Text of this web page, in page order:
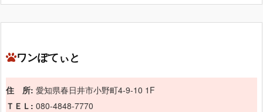
ワンぽてぃと
住 所: 愛知県春日井市小野町4-9-10 1F
ＴＥＬ: 080-4848-7770